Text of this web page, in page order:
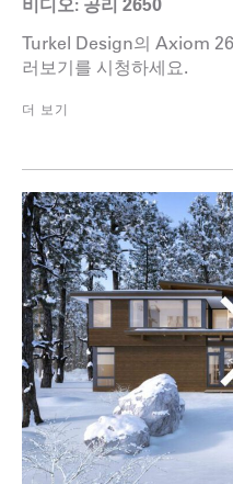
Turkel Design의 Axiom
러보기를 시청하세요.
더 보기